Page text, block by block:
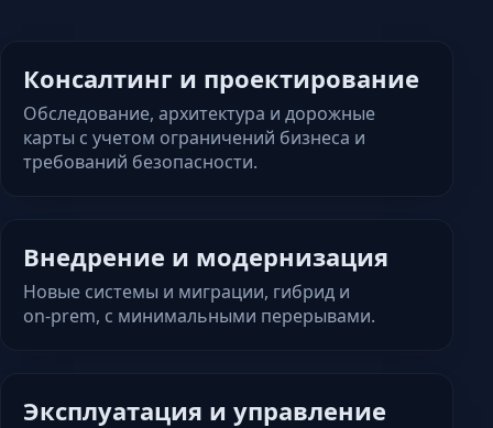
Консалтинг и проектирование
Обследование, архитектура и дорожные
карты с учетом ограничений бизнеса и
требований безопасности.
Внедрение и модернизация
Новые системы и миграции, гибрид и
on‑prem, с минимальными перерывами.
Эксплуатация и управление